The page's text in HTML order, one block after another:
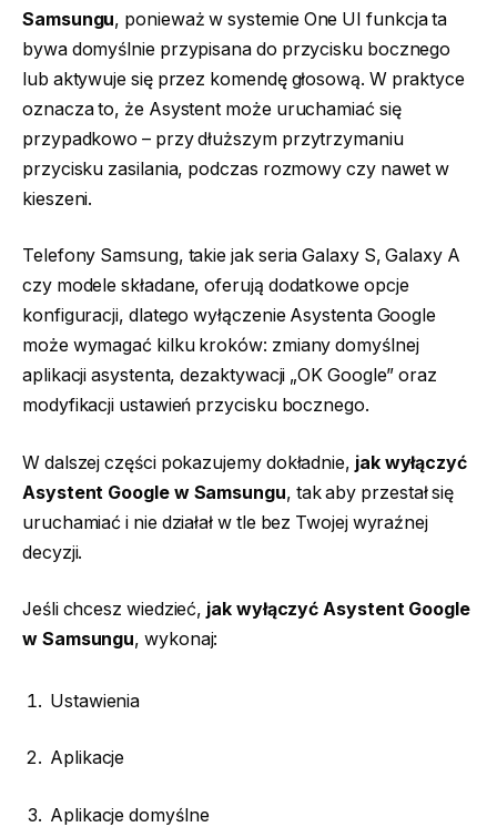
Samsungu, ponieważ w systemie One UI funkcja ta
bywa domyślnie przypisana do przycisku bocznego
lub aktywuje się przez komendę głosową. W praktyce
oznacza to, że Asystent może uruchamiać się
przypadkowo – przy dłuższym przytrzymaniu
przycisku zasilania, podczas rozmowy czy nawet w
kieszeni.
Telefony Samsung, takie jak seria Galaxy S, Galaxy A
czy modele składane, oferują dodatkowe opcje
konfiguracji, dlatego wyłączenie Asystenta Google
może wymagać kilku kroków: zmiany domyślnej
aplikacji asystenta, dezaktywacji „OK Google” oraz
modyfikacji ustawień przycisku bocznego.
W dalszej części pokazujemy dokładnie, jak wyłączyć
Asystent Google w Samsungu, tak aby przestał się
uruchamiać i nie działał w tle bez Twojej wyraźnej
decyzji.
Jeśli chcesz wiedzieć, jak wyłączyć Asystent Google
w Samsungu, wykonaj:
Ustawienia
Aplikacje
Aplikacje domyślne